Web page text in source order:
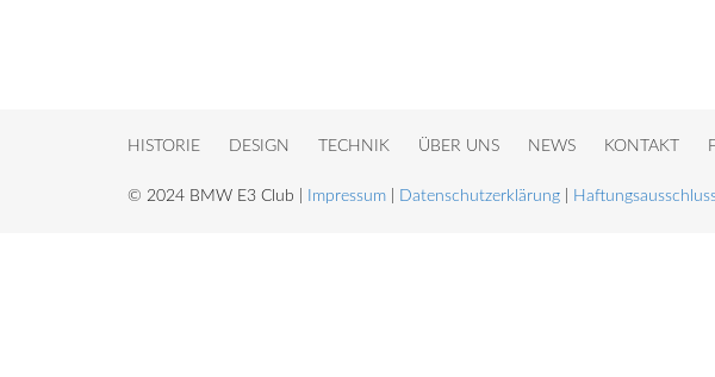
HISTORIE DESIGN TECHNIK ÜBER UNS NEWS KONTAKT
© 2024 BMW E3 Club | Impressum Datenschutzerklärung